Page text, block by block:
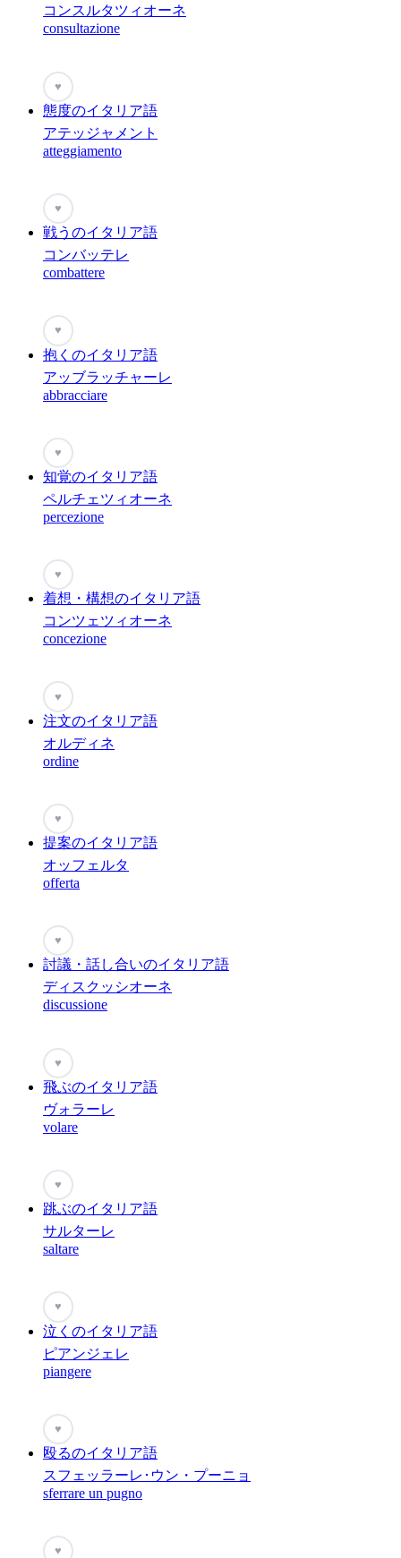
コンスルタツィオーネ
consultazione
♥
態度のイタリア語
アテッジャメント
atteggiamento
♥
戦うのイタリア語
コンバッテレ
combattere
♥
抱くのイタリア語
アッブラッチャーレ
abbracciare
♥
知覚のイタリア語
ペルチェツィオーネ
percezione
♥
着想・構想のイタリア語
コンツェツィオーネ
concezione
♥
注文のイタリア語
オルディネ
ordine
♥
提案のイタリア語
オッフェルタ
offerta
♥
討議・話し合いのイタリア語
ディスクッシオーネ
discussione
♥
飛ぶのイタリア語
ヴォラーレ
volare
♥
跳ぶのイタリア語
サルターレ
saltare
♥
泣くのイタリア語
ピアンジェレ
piangere
♥
殴るのイタリア語
スフェッラーレ･ウン・プーニョ
sferrare un pugno
♥